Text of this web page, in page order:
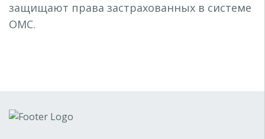
защищают права застрахованных в системе
ОМС.